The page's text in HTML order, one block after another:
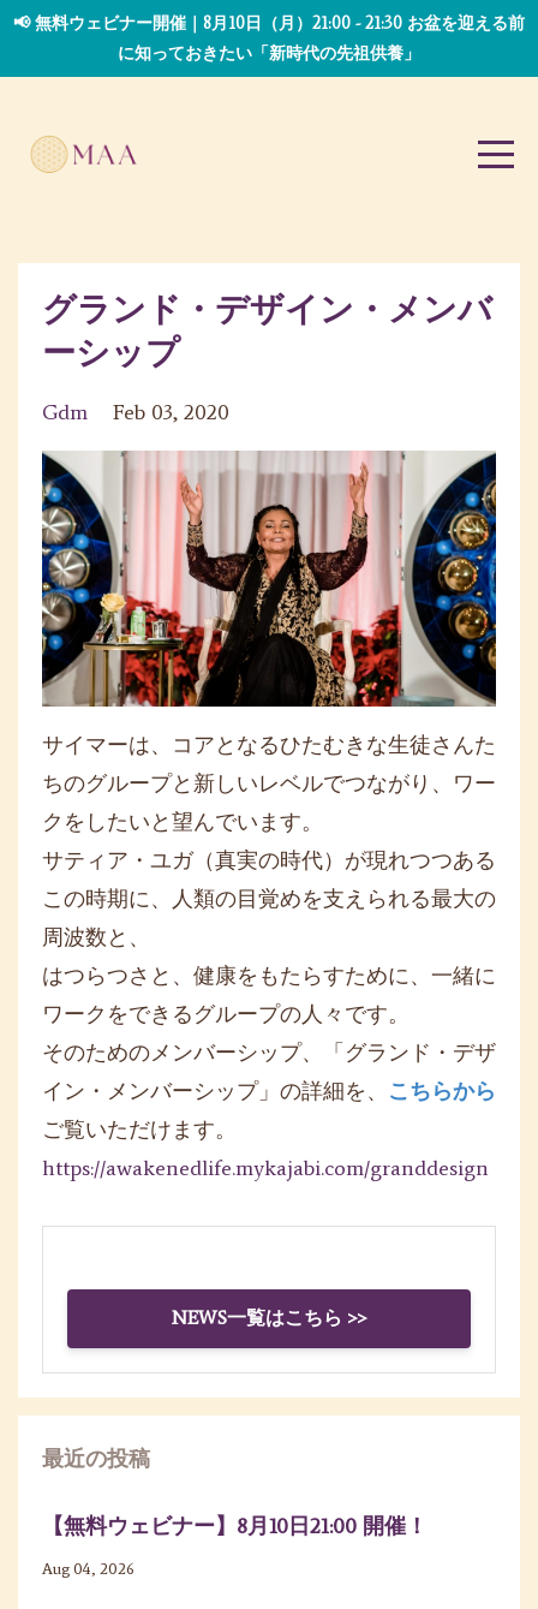
📢 無料ウェビナー開催｜8月10日（月）21:00 - 21:30 お盆を迎える前
に知っておきたい「新時代の先祖供養」
グランド・デザイン・メンバ
ーシップ
Gdm Feb 03, 2020
サイマーは、コアとなるひたむきな生徒さんた
ちのグループと新しいレベルでつながり、 ワー
クをしたいと望んでいます。
サティア・ユガ（真実の時代）が現れつつある
この時期に、
人類の目覚めを支えられる最大の
周波数と、
はつらつさと、 健康をもたらすために、 一緒に
ワークをできるグループの人々です。
そのためのメンバーシップ、「グランド・デザ
イン・メンバーシップ」の詳細を、 こちらから
ご覧いただけます。
https://awakenedlife.mykajabi.com/granddesign
NEWS一覧はこちら >>
最近の投稿
【無料ウェビナー】8月10日21:00 開催！
Aug 04, 2026